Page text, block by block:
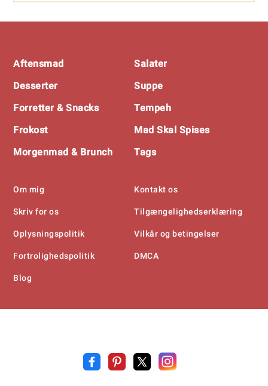
Aftensmad
Desserter
Forretter & Snacks
Frokost
Morgenmad & Brunch
Salater
Suppe
Tempeh
Mad Skal Spises
Tags
Om mig
Skriv for os
Oplysningspolitik
Fortrolighedspolitik
Blog
Kontakt os
Tilgængelighedserklæring
Vilkår og betingelser
DMCA
Opskrift